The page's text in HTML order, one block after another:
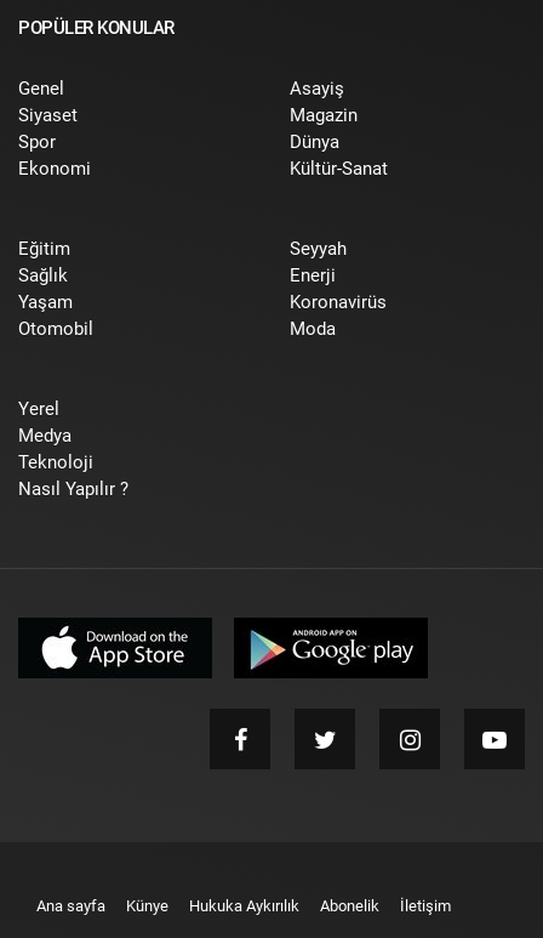
POPÜLER KONULAR
Genel
Siyaset
Spor
Ekonomi
Asayiş
Magazin
Dünya
Kültür-Sanat
Eğitim
Sağlık
Yaşam
Otomobil
Seyyah
Enerji
Koronavirüs
Moda
Yerel
Medya
Teknoloji
Nasıl Yapılır ?
Ana sayfa Künye Hukuka Aykırılık Abonelik İletişim